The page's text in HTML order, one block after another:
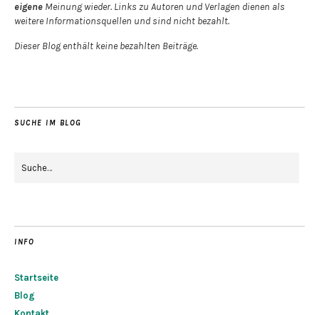
eigene Meinung wieder. Links zu Autoren und Verlagen dienen als
weitere Informationsquellen und sind nicht bezahlt.
Dieser Blog enthält keine bezahlten Beiträge.
SUCHE IM BLOG
INFO
Startseite
Blog